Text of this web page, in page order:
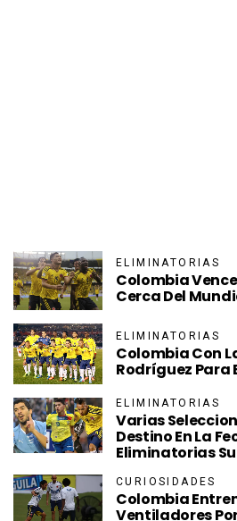
ELIMINATORIAS
Colombia Vence
Cerca Del
ELIMINATORIAS
Colombia Con
Rodríguez Para
ELIMINATORIAS
Varias
Destino En La
Eliminatorias
CURIOSIDADES
Colombia
Ventiladores